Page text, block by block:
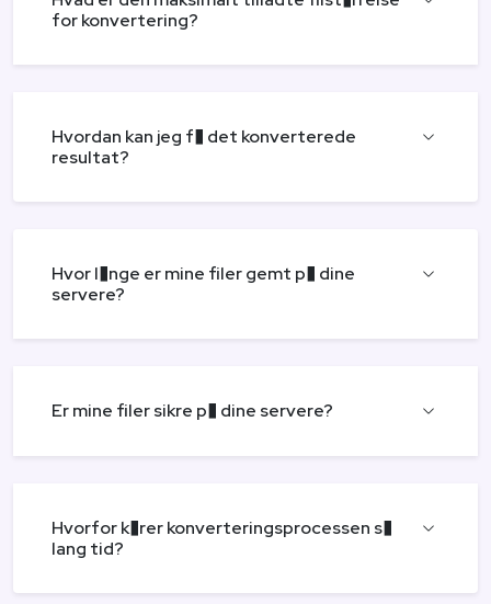
for konvertering?
Hvordan kan jeg f� det konverterede
resultat?
Hvor l�nge er mine filer gemt p� dine
servere?
Er mine filer sikre p� dine servere?
Hvorfor k�rer konverteringsprocessen s�
lang tid?